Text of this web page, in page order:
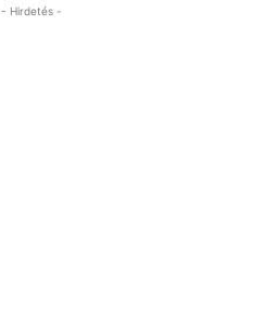
- Hirdetés -